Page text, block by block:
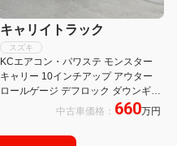
キャリイトラック
スズキ
KCエアコン・パワステ モンスター
キャリー 10インチアップ アウター
ロールゲージ デフロック ダウンギア
ー ジムニーサスペンション 35イン
中古車価格： 660万円